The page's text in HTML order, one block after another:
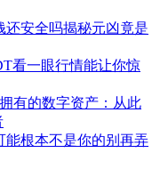
还安全吗揭秘元凶竟是
看一眼行情能让你惊
有的数字资产：从此
能根本不是你的别再弄